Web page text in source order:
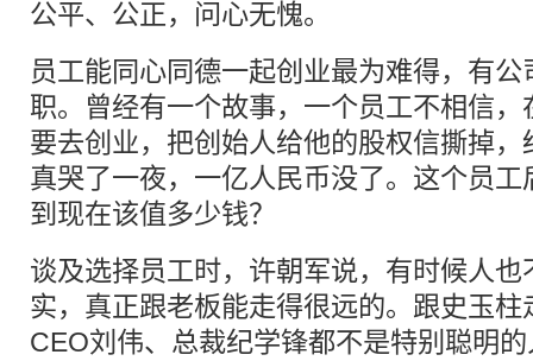
公平、公正，问心无愧。
员工能同心同德一起创业最为难得，有
职。曾经有一个故事，一个员工不相信
要去创业，把创始人给他的股权信撕掉
真哭了一夜，一亿人民币没了。这个员
到现在该值多少钱？
谈及选择员工时，许朝军说，有时候人
实，真正跟老板能走得很远的。跟史玉
CEO刘伟、总裁纪学锋都不是特别聪明